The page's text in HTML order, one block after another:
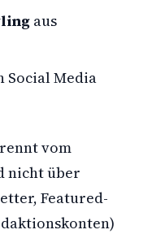
aus
Media
vom
nicht über
Featured-